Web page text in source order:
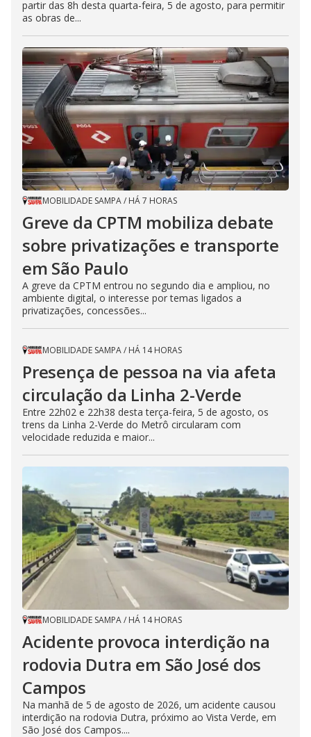
partir das 8h desta quarta-feira, 5 de agosto, para permitir
as obras de...
MOBILIDADE SAMPA/ HÁ 7 HORAS
Greve da CPTM mobiliza debate
sobre privatizações e transporte
em São Paulo
A greve da CPTM entrou no segundo dia e ampliou, no
ambiente digital, o interesse por temas ligados a
privatizações, concessões...
MOBILIDADE SAMPA/ HÁ 14 HORAS
Presença de pessoa na via afeta
circulação da Linha 2-Verde
Entre 22h02 e 22h38 desta terça-feira, 5 de agosto, os
trens da Linha 2-Verde do Metrô circularam com
velocidade reduzida e maior...
MOBILIDADE SAMPA/ HÁ 14 HORAS
Acidente provoca interdição na
rodovia Dutra em São José dos
Campos
Na manhã de 5 de agosto de 2026, um acidente causou
interdição na rodovia Dutra, próximo ao Vista Verde, em
São José dos Campos....